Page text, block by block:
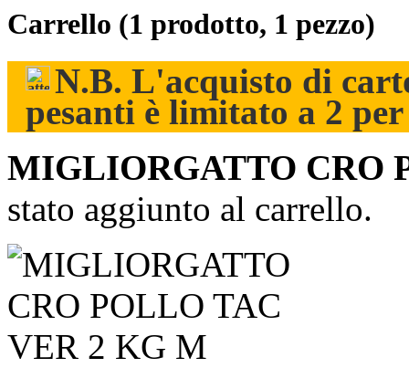
Carrello (1 prodotto, 1 pezzo)
N.B. L'acquisto di
pesanti è limitato a 2 per
MIGLIORGATTO CRO
stato aggiunto al carrello.